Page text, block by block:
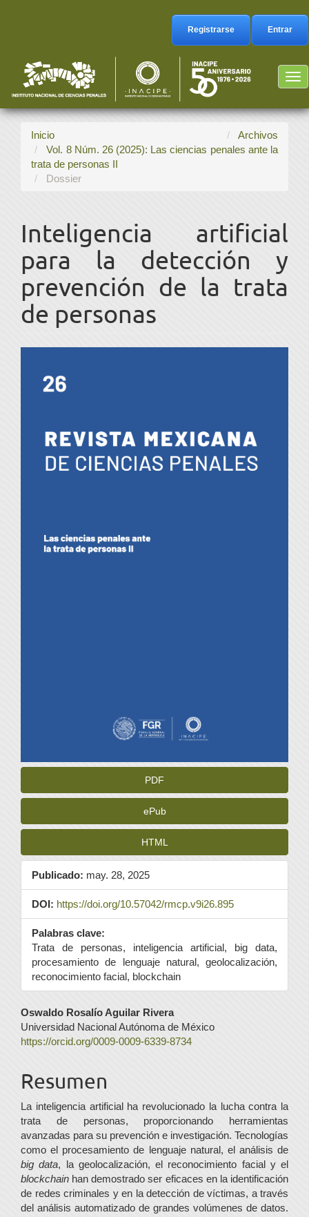
Barra
lateral
Registrarse Entrar
Inicio
Archivos
Vol. 8 Núm. 26 (2025): Las ciencias penales ante la
trata de personas II
Dossier
Inteligencia artificial
para la detección y
prevención de la trata
de personas
lateral
artículo
PDF
ePub
HTML
Publicado: may. 28, 2025
DOI: https://doi.org/10.57042/rmcp.v9i26.895
Palabras clave:
Trata de personas, inteligencia artificial, big data,
procesamiento de lenguaje natural, geolocalización,
reconocimiento facial, blockchain
Contenido
principal
artículo
Oswaldo Rosalío Aguilar Rivera
Universidad Nacional Autónoma de México
https://orcid.org/0009-0009-6339-8734
Resumen
La inteligencia artificial ha revolucionado la lucha contra la
trata de personas, proporcionando herramientas
avanzadas para su prevención e investigación. Tecnologías
como el procesamiento de lenguaje natural, el análisis de
big data, la geolocalización, el reconocimiento facial y el
blockchain han demostrado ser eficaces en la identificación
de redes criminales y en la detección de víctimas, a través
del análisis automatizado de grandes volúmenes de datos.